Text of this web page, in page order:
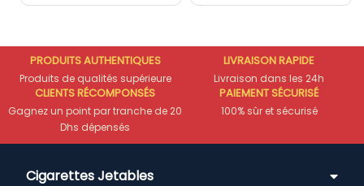
PRODUITS AUTHENTIQUES
Produits de qualités supérieure
LIVRAISON RAPIDE
Livraison dans les 24h
CLIENTS RÉCOMPONSÉS
Gagnez un point par tranche de 20
Dhs dépensés
PAIEMENT SÉCURISÉ
100% sûr et sécurisé
Cigarettes Jetables